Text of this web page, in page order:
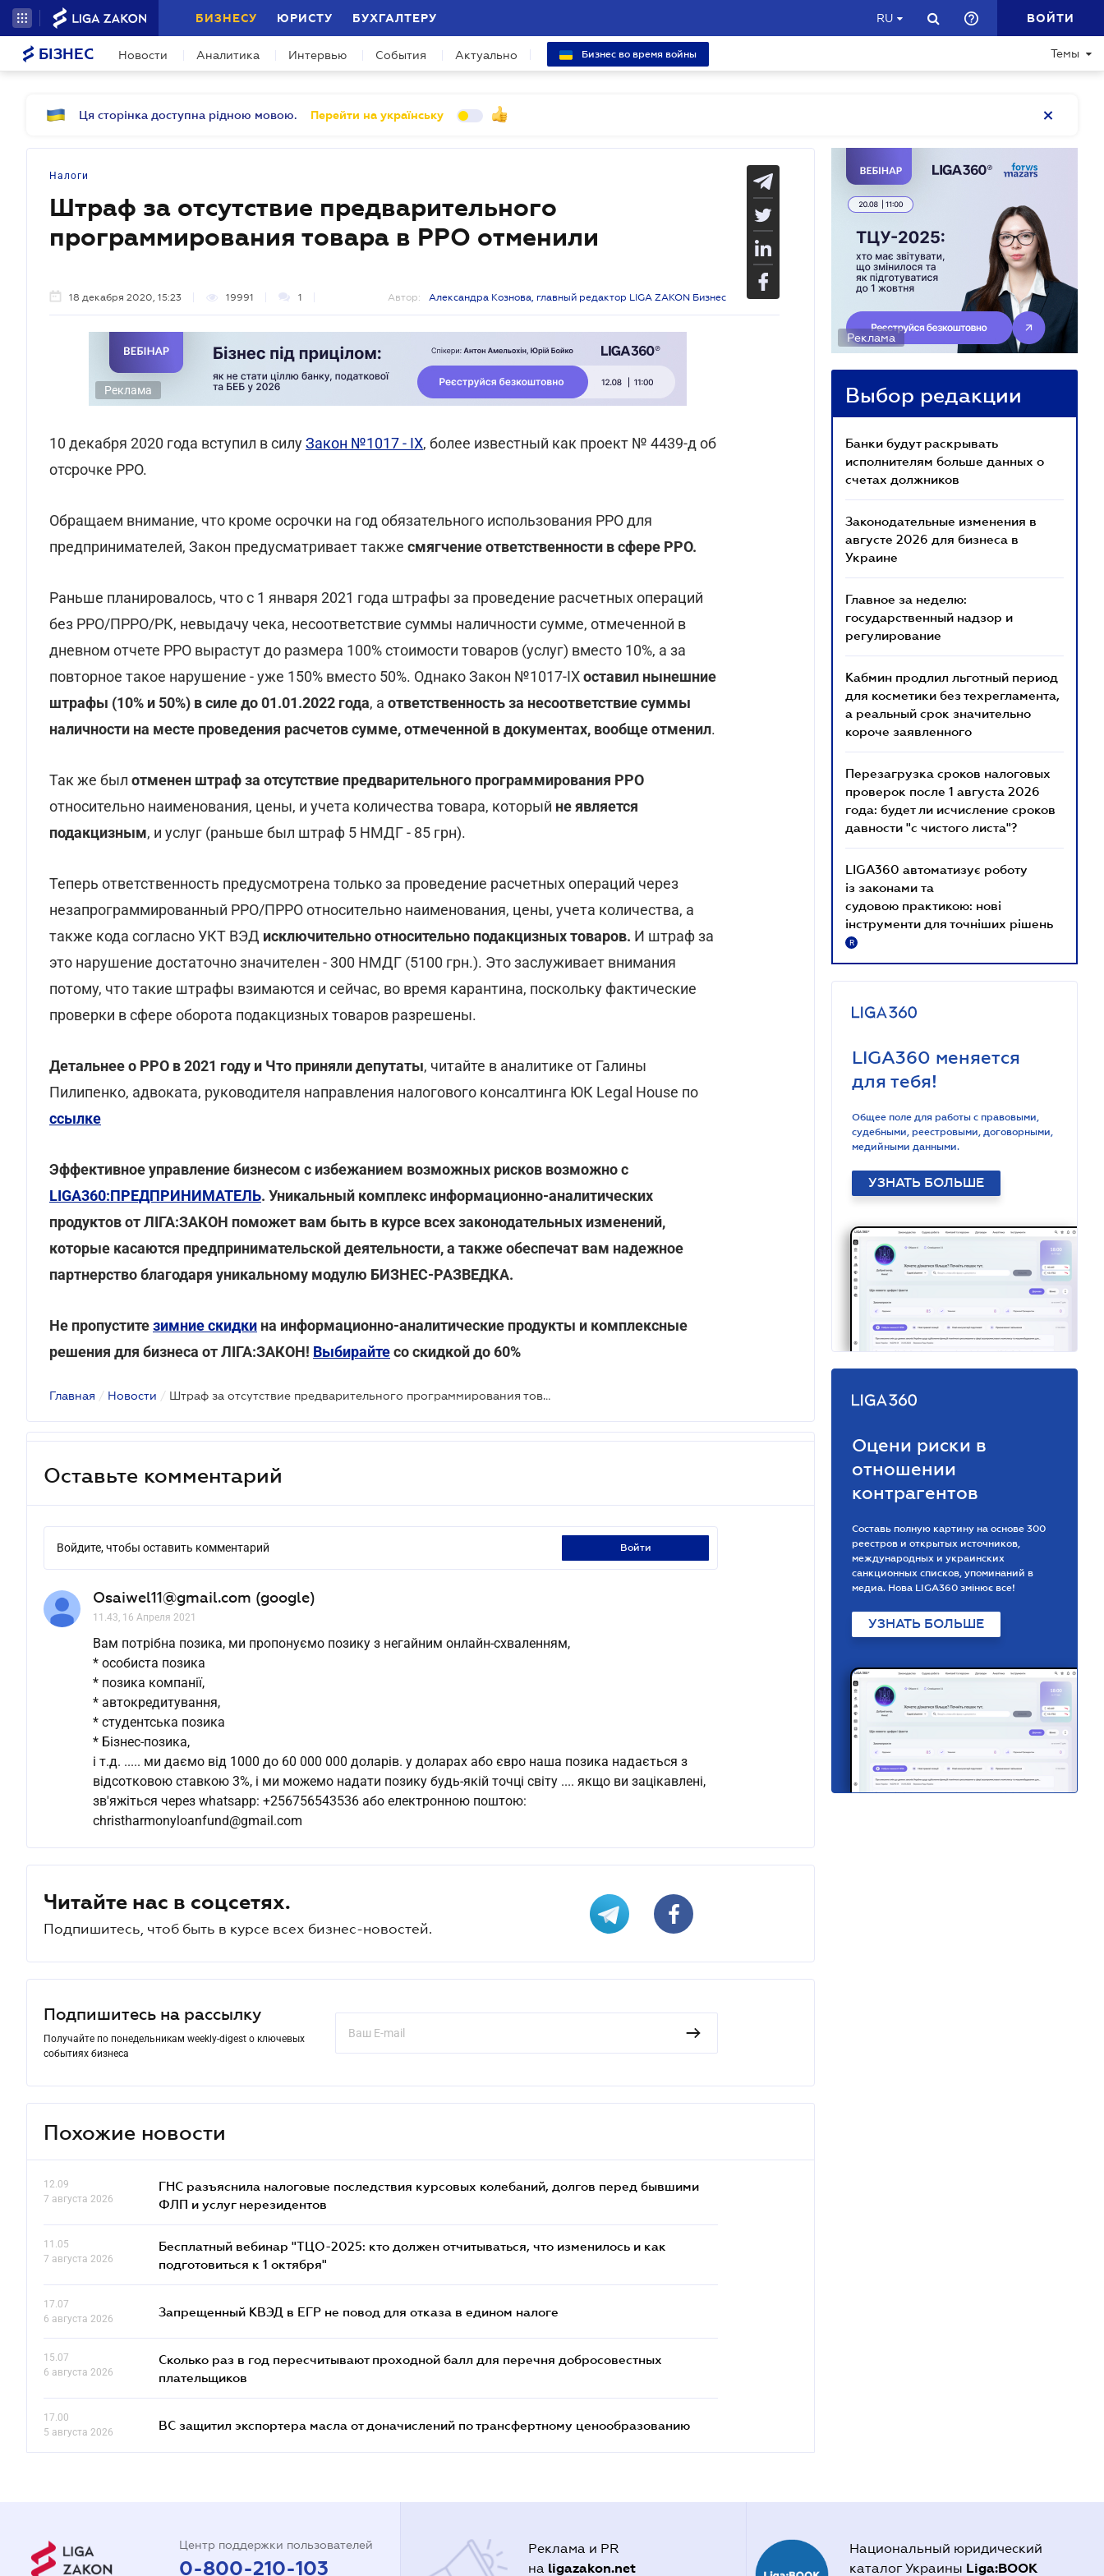
БИЗНЕСУ ЮРИСТУ БУХГАЛТЕРУ RU ВОЙТИ
БІЗНЕС Новости Аналитика Интервью События Актуально Бизнес во время войны Темы
Ця сторінка доступна рідною мовою. Перейти на українську
Налоги
Штраф за отсутствие предварительного
программирования товара в РРО отменили
18 декабря 2020, 15:23 19991 1 Автор: Александра Кознова, главный редактор LIGA ZAKON Бизнес
Реклама
10 декабря 2020 года вступил в силуЗакон №1017 - IX, более известный как проект № 4439-д об
отсрочке РРО.
Обращаем внимание, что кроме осрочки на год обязательного использования РРО для
предпринимателей, Закон предусматривает также смягчение ответственности в сфере РРО.
Раньше планировалось, что с 1 января 2021 года штрафы за проведение расчетных операций
без РРО/ПРРО/РК, невыдачу чека, несоответствие суммы наличности сумме, отмеченной в
дневном отчете РРО вырастут до размера 100% стоимости товаров (услуг) вместо 10%, а за
повторное такое нарушение - уже 150% вместо 50%. Однако Закон №1017-ІХоставил нынешние
штрафы (10% и 50%) в силе до 01.01.2022 года, а ответственность за несоответствие суммы
наличности на месте проведения расчетов сумме, отмеченной в документах, вообще отменил.
Так же был отменен штраф за отсутствие предварительного программирования РРО
относительно наименования, цены, и учета количества товара, который не является
подакцизным, и услуг (раньше был штраф 5 НМДГ - 85 грн).
Теперь ответственность предусмотрена только за проведение расчетных операций через
незапрограммированный РРО/ПРРО относительно наименования, цены, учета количества, а
также кода согласно УКТ ВЭД исключительно относительно подакцизных товаров. И штраф за
это нарушение достаточно значителен - 300 НМДГ (5100 грн.). Это заслуживает внимания
потому, что такие штрафы взимаются и сейчас, во время карантина, поскольку фактические
проверки в сфере оборота подакцизных товаров разрешены.
Детальнее о РРО в 2021 году и Что приняли депутаты, читайте в аналитике от Галины
Пилипенко, адвоката, руководителя направления налогового консалтинга ЮК Legal House по
ссылке
Эффективное управление бизнесом с избежанием возможных рисков возможно с
LIGA360:ПРЕДПРИНИМАТЕЛЬ. Уникальный комплекс информационно-аналитических
продуктов от ЛІГА:ЗАКОН поможет вам быть в курсе всех законодательных изменений,
которые касаются предпринимательской деятельности, а также обеспечат вам надежное
партнерство благодаря уникальному модулю БИЗНЕС-РАЗВЕДКА.
Не пропуститезимние скидки на информационно-аналитические продукты и комплексные
решения для бизнеса от ЛІГА:ЗАКОН! Выбирайтесо скидкой до 60%
Главная / Новости / Штраф за отсутствие предварительного программирования товара в РРО отменили
Оставьте комментарий
Войдите, чтобы оставить комментарий войти
Osaiwel11@gmail.com (google)
11.43, 16 Апреля 2021
Вам потрібна позика, ми пропонуємо позику з негайним онлайн-схваленням,
* особиста позика
* позика компанії,
* автокредитування,
* студентська позика
* Бізнес-позика,
і т.д. ..... ми даємо від 1000 до 60 000 000 доларів. у доларах або євро наша позика надається з
відсотковою ставкою 3%, і ми можемо надати позику будь-якій точці світу .... якщо ви зацікавлені,
зв'яжіться через whatsapp: +256756543536 або електронною поштою:
christharmonyloanfund@gmail.com
Читайте нас в соцсетях.
Подпишитесь, чтоб быть в курсе всех бизнес-новостей.
Подпишитесь на рассылку
Получайте по понедельникам weekly-digest о ключевых
событиях бизнеса
Похожие новости
12.09
7 августа 2026
ГНС разъяснила налоговые последствия курсовых колебаний, долгов перед бывшими
ФЛП и услуг нерезидентов
11.05
7 августа 2026
Бесплатный вебинар "ТЦО-2025: кто должен отчитываться, что изменилось и как
подготовиться к 1 октября"
17.07
6 августа 2026
Запрещенный КВЭД в ЕГР не повод для отказа в едином налоге
15.07
6 августа 2026
Сколько раз в год пересчитывают проходной балл для перечня добросовестных
плательщиков
17.00
5 августа 2026
ВС защитил экспортера масла от доначислений по трансфертному ценообразованию
Реклама
Выбор редакции
Банки будут раскрывать
исполнителям больше данных о
счетах должников
Законодательные изменения в
августе 2026 для бизнеса в
Украине
Главное за неделю:
государственный надзор и
регулирование
Кабмин продлил льготный период
для косметики без техрегламента,
а реальный срок значительно
короче заявленного
Перезагрузка сроков налоговых
проверок после 1 августа 2026
года: будет ли исчисление сроков
давности "с чистого листа"?
LIGA360 автоматизує роботу
із законами та
судовою практикою: нові
інструменти для точніших рішень
R
LIGA360 меняется
для тебя!
Общее поле для работы с правовыми,
судебными, реестровыми, договорными,
медийными данными.
УЗНАТЬ БОЛЬШЕ
Оцени риски в
отношении
контрагентов
Составь полную картину на основе 300
реестров и открытых источников,
международных и украинских
санкционных списков, упоминаний в
медиа. Нова LIGA360 змінює все!
УЗНАТЬ БОЛЬШЕ
Центр поддержки пользователей
0-800-210-103
Реклама и PR
на ligazakon.net
Национальный юридический
каталог Украины Liga:BOOK